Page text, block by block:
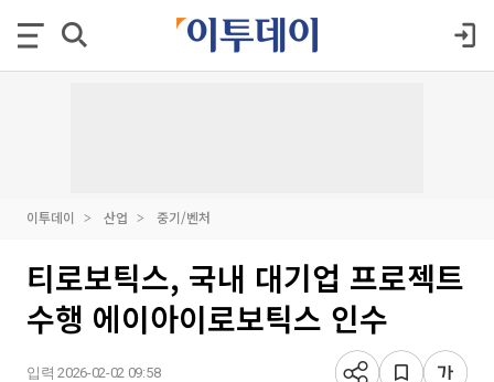
이투데이 산업 중기/벤처
티로보틱스, 국내 대기업 프로젝트
수행 에이아이로보틱스 인수
입력 2026-02-02 09:58